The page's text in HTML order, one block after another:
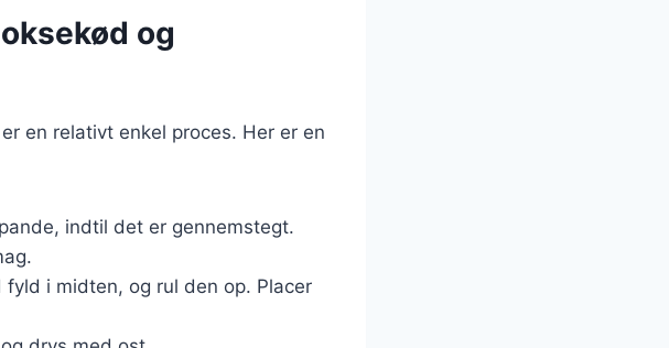
og
en relativt enkel proces. Her er en
indtil det er gennemstegt.
i midten, og rul den op. Placer